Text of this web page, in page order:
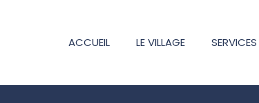
ACCUEIL LE VILLAGE SERVICES